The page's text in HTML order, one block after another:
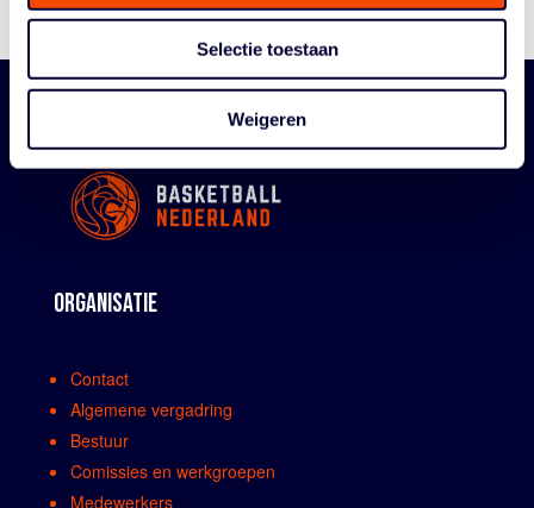
Selectie toestaan
Weigeren
ORGANISATIE
Contact
Algemene vergadring
Bestuur
Comissies en werkgroepen
Medewerkers